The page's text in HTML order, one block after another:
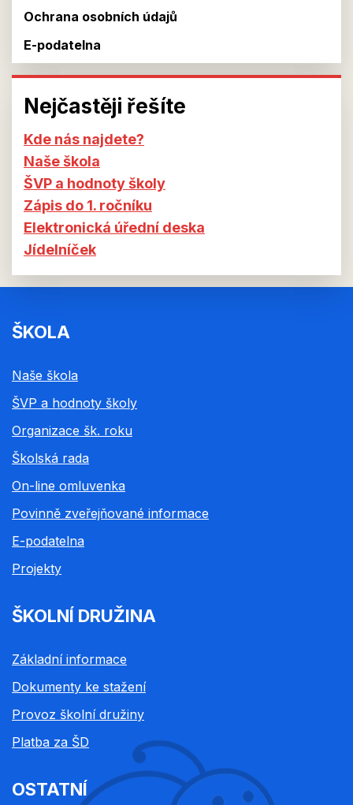
Ochrana osobních údajů
E-podatelna
Nejčastěji řešíte
Kde nás najdete?
Naše škola
ŠVP a hodnoty školy
Zápis do 1. ročníku
Elektronická úřední deska
Jídelníček
ŠKOLA
Naše škola
ŠVP a hodnoty školy
Organizace šk. roku
Školská rada
On-line omluvenka
Povinně zveřejňované informace
E-podatelna
Projekty
ŠKOLNÍ DRUŽINA
Základní informace
Dokumenty ke stažení
Provoz školní družiny
Platba za ŠD
OSTATNÍ